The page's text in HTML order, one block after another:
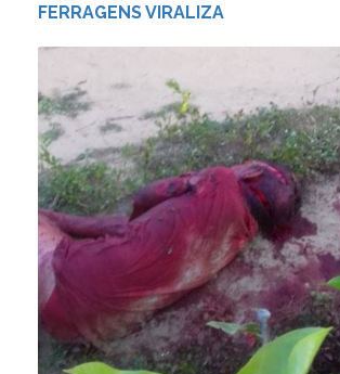
FERRAGENS VIRALIZA